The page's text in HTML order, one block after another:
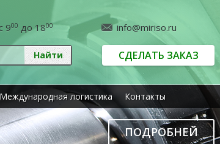
900 до 1800 info@miriso.ru
СДЕЛАТЬ ЗАКАЗ
Международная логистика Контакты
ПОДРОБНЕЙ